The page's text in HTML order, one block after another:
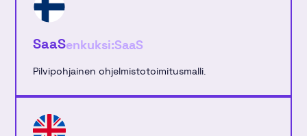
SaaSenkuksi:SaaS
Pilvipohjainen ohjelmistotoimitusmalli.